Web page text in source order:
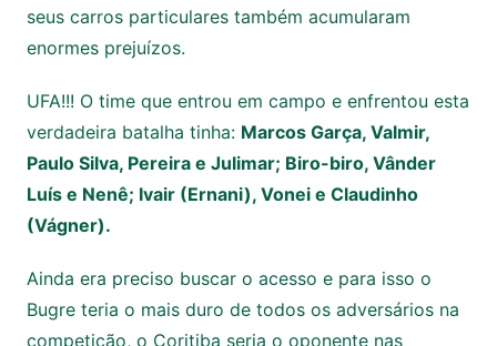
seus carros particulares também acumularam
enormes prejuízos.
UFA!!! O time que entrou em campo e enfrentou esta
verdadeira batalha tinha: Marcos Garça, Valmir,
Paulo Silva, Pereira e Julimar; Biro-biro, Vânder
Luís e Nenê; Ivair (Ernani), Vonei e Claudinho
(Vágner).
Ainda era preciso buscar o acesso e para isso o
Bugre teria o mais duro de todos os adversários na
competição, o Coritiba seria o oponente nas